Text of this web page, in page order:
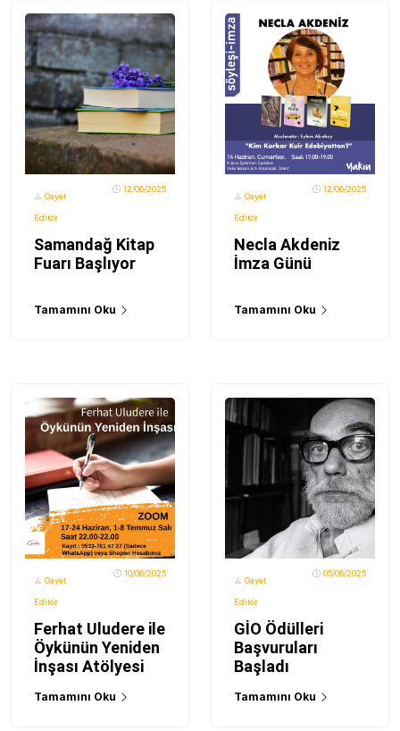
Gayet
Editör
12/06/2025
Samandağ Kitap
Fuarı Başlıyor
Tamamını Oku
Gayet
Editör
12/06/2025
Necla Akdeniz
İmza Günü
Tamamını Oku
Gayet
Editör
10/06/2025
Ferhat Uludere ile
Öykünün Yeniden
İnşası Atölyesi
Tamamını Oku
Gayet
Editör
05/06/2025
GİO Ödülleri
Başvuruları
Başladı
Tamamını Oku